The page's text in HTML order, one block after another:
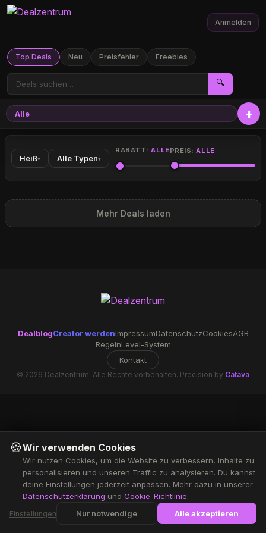
Top Deals Neu Preisfehler Freebies
🔍
Anmelden
Alle
Heiß▾ Alle Typen▾
RABATT:ALLEPREIS:ALLE
Mehr Deals laden
DealblogCreator werdenImpressumDatenschutzCookiesAGB
RegelnLevel-System
Kontakt
© 2026 Dealzentrum. Alle Rechte vorbehalten. Precision by Catava
🍪Wir verwenden Cookies
Wir nutzen Cookies, um die Website zu verbessern, Inhalte zu
personalisieren und unseren Traffic zu analysieren. Du kannst
deine Einstellungen jederzeit anpassen. Mehr dazu in unserer
Datenschutzerklärung und Cookie-Richtlinie.
Einstellungen Nur notwendige Alle akzeptieren